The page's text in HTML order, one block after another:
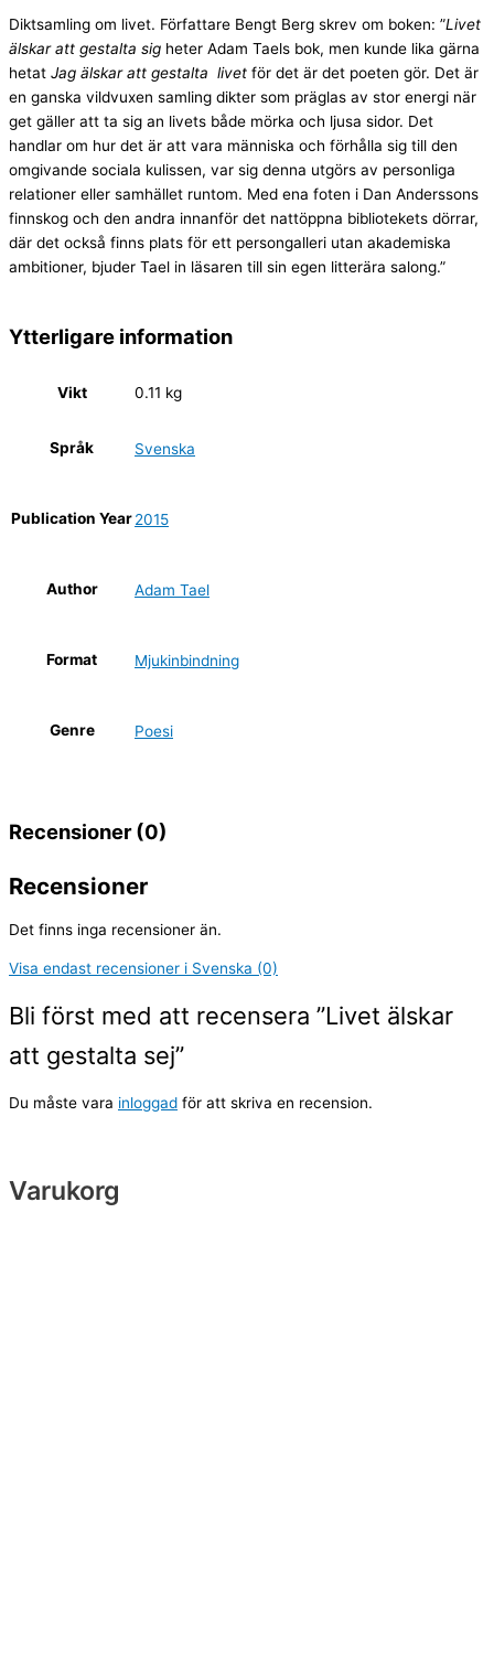
Diktsamling om livet. Författare Bengt Berg skrev om boken: ”Livet
älskar att gestalta sig heter Adam Taels bok, men kunde lika gärna
hetat Jag älskar att gestalta livet för det är det poeten gör. Det är
en ganska vildvuxen samling dikter som präglas av stor energi när
get gäller att ta sig an livets både mörka och ljusa sidor. Det
handlar om hur det är att vara människa och förhålla sig till den
omgivande sociala kulissen, var sig denna utgörs av personliga
relationer eller samhället runtom. Med ena foten i Dan Anderssons
finnskog och den andra innanför det nattöppna bibliotekets dörrar,
där det också finns plats för ett persongalleri utan akademiska
ambitioner, bjuder Tael in läsaren till sin egen litterära salong.”
Ytterligare information
Vikt 0.11 kg
Språk Svenska
Publication Year2015
Author Adam Tael
Format Mjukinbindning
Genre Poesi
Recensioner (0)
Recensioner
Det finns inga recensioner än.
Visa endast recensioner i Svenska (0)
Bli först med att recensera ”Livet älskar
att gestalta sej”
Du måste vara inloggad för att skriva en recension.
Varukorg